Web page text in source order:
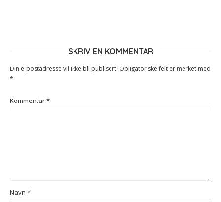
SKRIV EN KOMMENTAR
Din e-postadresse vil ikke bli publisert. Obligatoriske felt er merket med
*
Kommentar*
Navn *